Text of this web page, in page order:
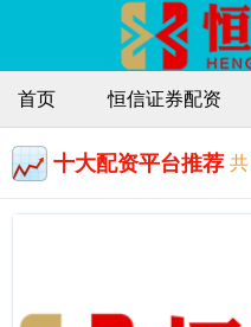
首页 恒信证券配资
十大配资平台推荐 共